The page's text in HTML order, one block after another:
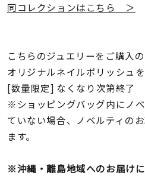
価格 ¥0
在庫 在庫あり
同コレクションはこちら ＞
こちらのジュエリーをご購入
オリジナルネイルポリッシュを
[数量限定] なくなり次第終了
※ショッピングバッグ内にノ
ていない場合、ノベルティの
ます。
※沖縄・離島地域へのお届け